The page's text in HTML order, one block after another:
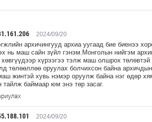
2024/09/20
архичингууд архиа уугаад бие биенээ
нь маш сайн зүйл гэнэм.Монголын нийгэм
хүрээгээ тэлж маш олшрох
төлөөллөө оруулах болчихсон байна
жинтэй хувь нэмэр оруулж байна нэг өдөр
тайлж баймаар юм энэ төр засаг.
2024/09/20